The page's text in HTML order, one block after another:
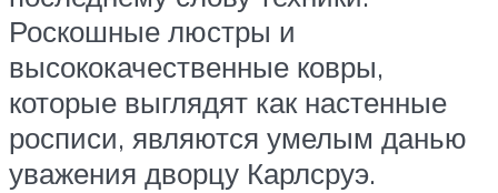
Роскошные люстры и
высококачественные ковры,
которые выглядят как настенные
росписи, являются умелым данью
уважения дворцу Карлсруэ.